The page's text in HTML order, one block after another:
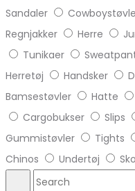
Sandaler
Regnjakker
Herre
Tunikaer
Herretøj
Handsker
Bamsestøvler
Hatte
Cargobukser
Slips
Gummistøvler
Tights
Chinos
Undertøj